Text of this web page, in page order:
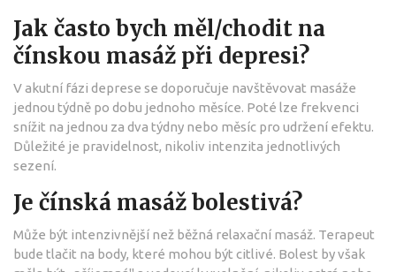
Jak často bych měl/chodit na
čínskou masáž při depresi?
V akutní fázi deprese se doporučuje navštěvovat masáže
jednou týdně po dobu jednoho měsíce. Poté lze frekvenci
snížit na jednou za dva týdny nebo měsíc pro udržení efektu.
Důležité je pravidelnost, nikoliv intenzita jednotlivých
sezení.
Je čínská masáž bolestivá?
Může být intenzivnější než běžná relaxační masáž. Terapeut
bude tlačit na body, které mohou být citlivé. Bolest by však